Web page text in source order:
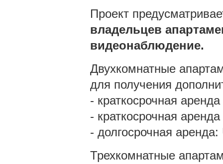
Проект
владельцев
видеонаблюдение.
Двухкомнатные
для получения
- краткосрочная
- краткосрочная
- долгосрочная
Трехкомнатные